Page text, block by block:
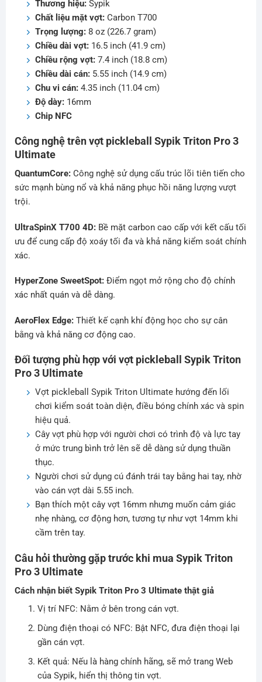
Thương hiệu:Sypik
Chất liệu mặt vợt:Carbon T700
Trọng lượng:8 oz (226.7 gram)
Chiều dài vợt:16.5 inch (41.9 cm)
Chiều rộng vợt:7.4 inch (18.8 cm)
Chiều dài cán:5.55 inch (14.9 cm)
Chu vi cán:4.35 inch (11.04 cm)
Độ dày:16mm
Chip NFC
Công nghệ trên vợt pickleball Sypik Triton Pro 3
Ultimate
QuantumCore:Công nghệ sử dụng cấu trúc lõi tiên tiến cho
sức mạnh bùng nổ và khả năng phục hồi năng lượng vượt
trội.
UltraSpinX T700 4D:Bề mặt carbon cao cấp với kết cấu tối
ưu để cung cấp độ xoáy tối đa và khả năng kiểm soát chính
xác.
HyperZone SweetSpot:Điểm ngọt mở rộng cho độ chính
xác nhất quán và dễ dàng.
AeroFlex Edge:Thiết kế cạnh khí động học cho sự cân
bằng và khả năng cơ động cao.
Đối tượng phù hợp với vợt pickleball Sypik Triton
Pro 3 Ultimate
Vợt pickleball Sypik Triton Ultimate hướng đến lối
chơi kiểm soát toàn diện, điều bóng chính xác và spin
hiệu quả.
Cây vợt phù hợp với người chơi có trình độ và lực tay
ở mức trung bình trở lên sẽ dễ dàng sử dụng thuần
thục.
Người chơi sử dụng cú đánh trái tay bằng hai tay, nhờ
vào cán vợt dài 5.55 inch.
Bạn thích một cây vợt 16mm nhưng muốn cảm giác
nhẹ nhàng, cơ động hơn, tương tự như vợt 14mm khi
cầm trên tay.
Câu hỏi thường gặp trước khi mua Sypik Triton
Pro 3 Ultimate
Cách nhận biết Sypik Triton Pro 3 Ultimate thật giả
Vị trí NFC: Nằm ở bên trong cán vợt.
Dùng điện thoại có NFC: Bật NFC, đưa điện thoại lại
gần cán vợt.
Kết quả: Nếu là hàng chính hãng, sẽ mở trang Web
của Sypik, hiển thị thông tin vợt.